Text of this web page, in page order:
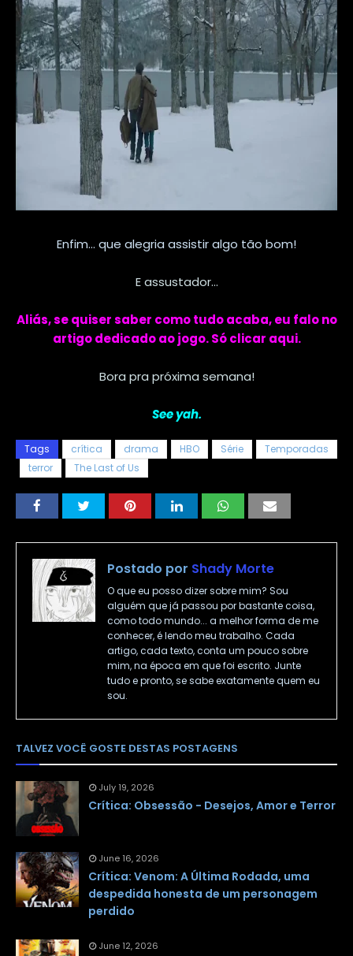
Enfim... que alegria assistir algo tão bom!
E assustador...
Aliás, se quiser saber como tudo acaba, eu falo no
artigo dedicado ao jogo. Só clicar aqui.
Bora pra próxima semana!
See yah.
Tags crítica drama HBO Série
Temporadas
terror
The Last of Us
Postado por Shady Morte
O que eu posso dizer sobre mim? Sou
alguém que já passou por bastante coisa,
como todo mundo... a melhor forma de me
conhecer, é lendo meu trabalho. Cada
artigo, cada texto, conta um pouco sobre
mim, na época em que foi escrito. Junte
tudo e pronto, se sabe exatamente quem eu
sou.
TALVEZ VOCÊ GOSTE DESTAS POSTAGENS
July 19, 2026
Crítica: Obsessão - Desejos, Amor e Terror
June 16, 2026
Crítica: Venom: A Última Rodada, uma
despedida honesta de um personagem
perdido
June 12, 2026